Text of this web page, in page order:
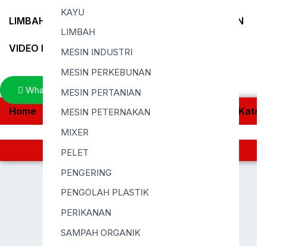
LIMBAH PERIKANAN
VIDEO MESIN
Whatsapp
Home Tentang Kami Kontak Kategori
KAYU
LIMBAH
MESIN INDUSTRI
MESIN PERKEBUNAN
MESIN PERTANIAN
MESIN PETERNAKAN
MIXER
PELET
PENGERING
PENGOLAH PLASTIK
PERIKANAN
SAMPAH ORGANIK